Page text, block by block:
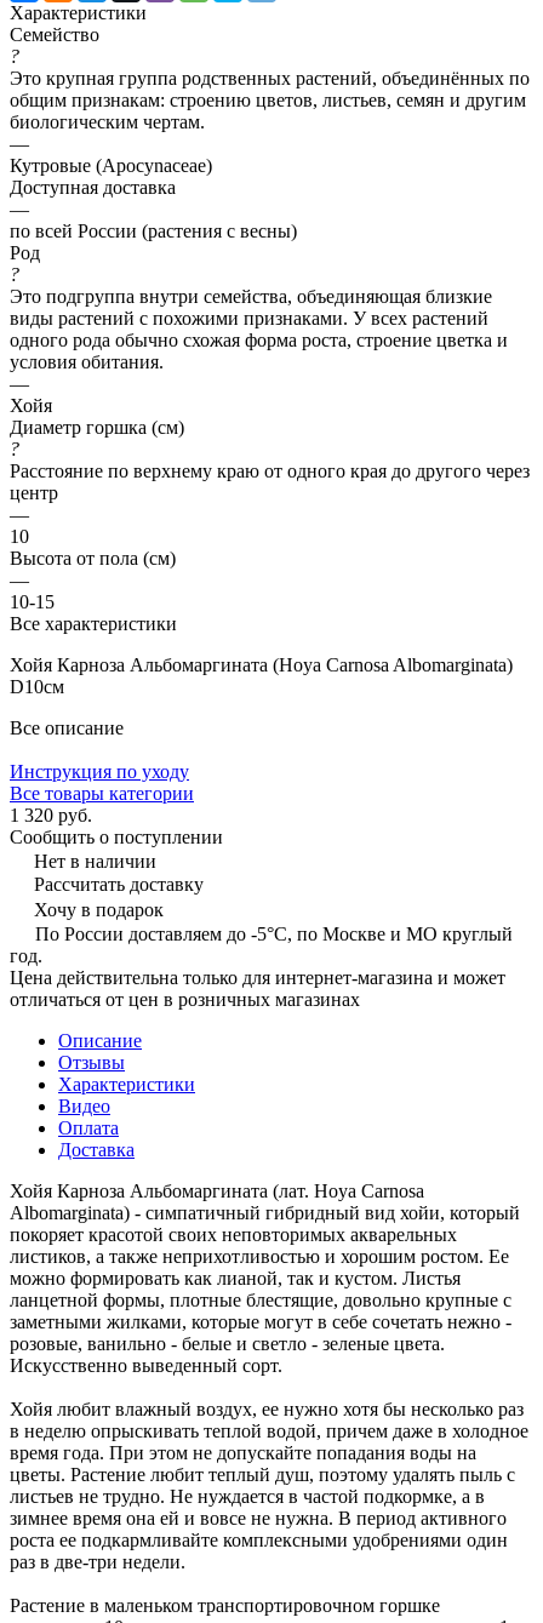
Характеристики
Семейство
?
Это крупная группа родственных растений, объединённых по
общим признакам: строению цветов, листьев, семян и другим
биологическим чертам.
—
Кутровые (Apocynaceae)
Доступная доставка
—
по всей России (растения с весны)
Род
?
Это подгруппа внутри семейства, объединяющая близкие
виды растений с похожими признаками. У всех растений
одного рода обычно схожая форма роста, строение цветка и
условия обитания.
—
Хойя
Диаметр горшка (см)
?
Расстояние по верхнему краю от одного края до другого через
центр
—
10
Высота от пола (см)
—
10-15
Все характеристики
Хойя Карноза Альбомаргината (Hoya Carnosa Albomarginata)
D10см
Все описание
Инструкция по уходу
Все товары категории
1 320 руб.
Сообщить о поступлении
Нет в наличии
Рассчитать доставку
Хочу в подарок
По России доставляем до -5°C, по Москве и МО круглый
год.
Цена действительна только для интернет-магазина и может
отличаться от цен в розничных магазинах
Описание
Отзывы
Характеристики
Видео
Оплата
Доставка
Хойя Карноза Альбомаргината (лат. Hoya Carnosa
Albomarginata) - симпатичный гибридный вид хойи, который
покоряет красотой своих неповторимых акварельных
листиков, а также неприхотливостью и хорошим ростом. Ее
можно формировать как лианой, так и кустом. Листья
ланцетной формы, плотные блестящие, довольно крупные с
заметными жилками, которые могут в себе сочетать нежно -
розовые, ванильно - белые и светло - зеленые цвета.
Искусственно выведенный сорт.
Хойя любит влажный воздух, ее нужно хотя бы несколько раз
в неделю опрыскивать теплой водой, причем даже в холодное
время года. При этом не допускайте попадания воды на
цветы. Растение любит теплый душ, поэтому удалять пыль с
листьев не трудно. Не нуждается в частой подкормке, а в
зимнее время она ей и вовсе не нужна. В период активного
роста ее подкармливайте комплексными удобрениями один
раз в две-три недели.
Растение в маленьком транспортировочном горшке